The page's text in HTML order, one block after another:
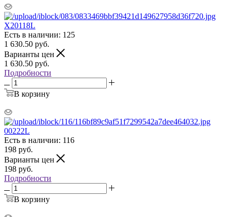
X20118L
Есть в наличии: 125
1 630.50 руб.
Варианты цен
1 630.50 руб.
Подробности
В корзину
00222L
Есть в наличии: 116
198 руб.
Варианты цен
198 руб.
Подробности
В корзину